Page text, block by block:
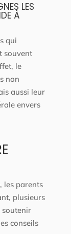
LES
À
qui
souvent
le
non
aussi leur
envers
les parents
plusieurs
soutenir
conseils